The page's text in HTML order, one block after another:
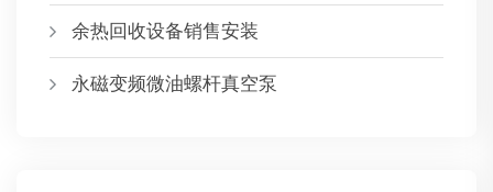
余热回收设备销售安装
永磁变频微油螺杆真空泵